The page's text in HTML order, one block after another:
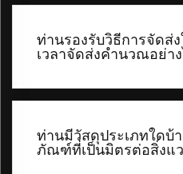
ท่านรองรับวิธีการจัดส่
เวลาจัดส่งคำนวณอย่าง
ท่านมีวัสดุประเภทใดบ้
ภัณฑ์ที่เป็นมิตรต่อสิ่งแ